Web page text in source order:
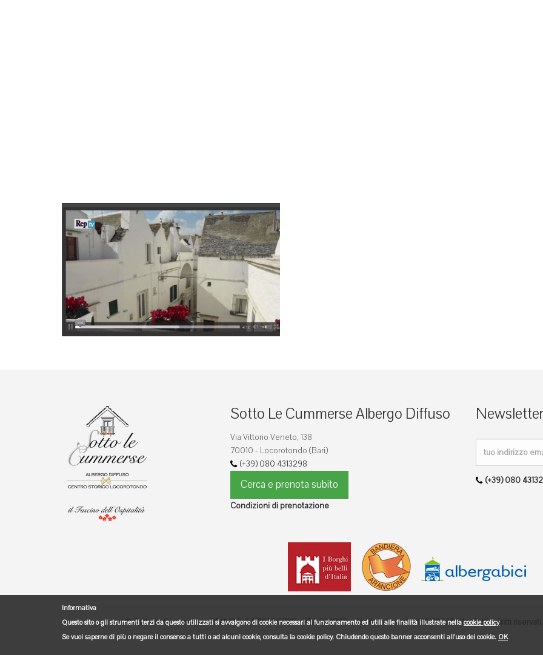
Sotto Le Cummerse Albergo Diffuso
Via Vittorio Veneto, 138
70010 - Locorotondo (Bari)
(+39) 080 4313298
Cerca e prenota subito
Condizioni di prenotazione
Newsletter
(+39) 080
© Sotto le Cummerse - P.IVA/C.F. 04716200722 - REA 329889 - Capitale Sociale € 10.329,14 I.V. - Tutti i diritti riservati |
Informativa
Questo sito o gli strumenti terzi da questo utilizzati si avvalgono di cookie necessari al funzionamento ed utili alle finalità illustrate nella cookie policy
Se vuoi saperne di più o negare il consenso a tutti o ad alcuni cookie, consulta la cookie policy. Chiudendo questo banner acconsenti all'uso dei cookie. OK